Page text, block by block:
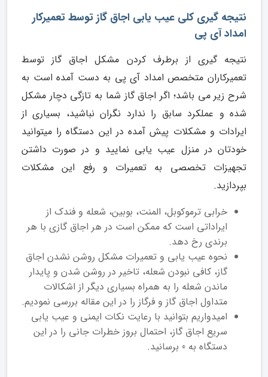
نتیجه گیری کلی عیب یابی اجاق گاز توسط تعمیرکار
امداد آی پی
نتیجه گیری از برطرف کردن مشکل اجاق گاز توسط
تعمیرکاران متخصص امداد آی پی به دست آمده است به
شرح زیر می باشد؛ اگر اجاق گاز شما به تازگی دچار مشکل
شده و عملکرد سابق را ندارد نگران نباشید، بسیاری از
ایرادات و مشکلات پیش آمده در این دستگاه را میتوانید
خودتان در منزل عیب یابی نمایید و در صورت داشتن
تجهیزات تخصصی به تعمیرات و رفع این مشکلات
بپردازید.
خرابی ترموکوبل، المنت، بوبین، شعله و فندک از
ایراداتی است که ممکن است در هر اجاق گازی با هر
برندی رخ دهد.
نحوه عیب یابی و تعمیرات مشکل روشن نشدن اجاق
گاز، کافی نبودن شعله، تاخیر در روشن شدن و پایدار
ماندن شعله را به همراه بسیاری دیگر از اشکالات
متداول اجاق گاز و فرگاز را در این مقاله بررسی نمودیم.
امیدواریم بتوانید با رعایت نکات ایمنی و عیب یابی
سریع اجاق گاز، احتمال بروز خطرات جانی را در این
دستگاه به 0 برسانید.